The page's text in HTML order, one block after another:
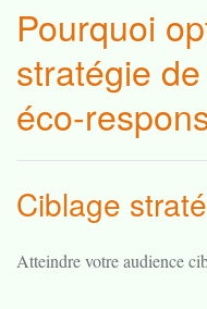
Pourquoi
stratégie
éco-
Ciblage
Atteindre votre audience